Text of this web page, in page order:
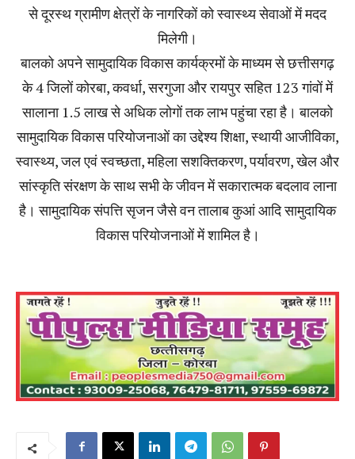
से दूरस्थ ग्रामीण क्षेत्रों के नागरिकों को स्वास्थ्य सेवाओं में मदद
मिलेगी।
बालको अपने सामुदायिक विकास कार्यक्रमों के माध्यम से छत्तीसगढ़
के 4 जिलों कोरबा, कवर्धा, सरगुजा और रायपुर सहित 123 गांवों में
सालाना 1.5 लाख से अधिक लोगों तक लाभ पहुंचा रहा है। बालको
सामुदायिक विकास परियोजनाओं का उद्देश्य शिक्षा, स्थायी आजीविका,
स्वास्थ्य, जल एवं स्वच्छता, महिला सशक्तिकरण, पर्यावरण, खेल और
सांस्कृति संरक्षण के साथ सभी के जीवन में सकारात्मक बदलाव लाना
है। सामुदायिक संपत्ति सृजन जैसे वन तालाब कुआं आदि सामुदायिक
विकास परियोजनाओं में शामिल है।